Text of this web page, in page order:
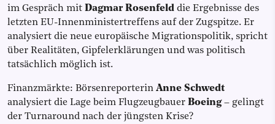
im Gespräch mit Dagmar Rosenfeld die Ergebnisse des
letzten EU-Innenministertreffens auf der Zugspitze. Er
analysiert die neue europäische Migrationspolitik, spricht
über Realitäten, Gipfelerklärungen und was politisch
tatsächlich möglich ist.
Finanzmärkte: Börsenreporterin Anne Schwedt
analysiert die Lage beim Flugzeugbauer Boeing– gelingt
der Turnaround nach der jüngsten Krise?